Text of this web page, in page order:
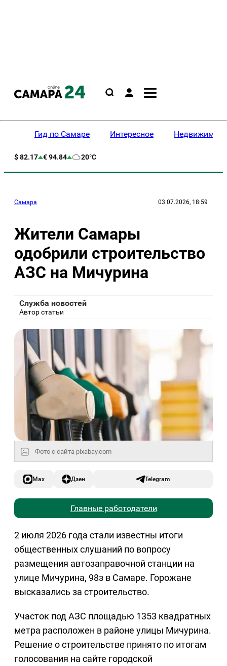
Гид по Самаре Интересное
$ 82.17 € 94.84 20°C
Самара 03.07.2026, 18:59
Жители Самары
одобрили строительство
АЗС на Мичурина
Служба новостей
Автор статьи
Фото с сайта pixabay.com
Max Дзен Telegram
Главные работодатели
2 июля 2026 года стали известны итоги
общественных слушаний по вопросу
размещения автозаправочной станции на
улице Мичурина, 98з в Самаре. Горожане
высказались за строительство.
Участок под АЗС площадью 1353 квадратных
метра расположен в районе улицы Мичурина.
Решение о строительстве принято по итогам
голосования на сайте городской